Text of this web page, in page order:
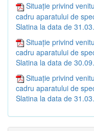
Situație privind
cadru aparatului de
Slatina la data de
Situație privind
cadru aparatului de
Slatina la data de
Situație privind
cadru aparatului de
Slatina la data de